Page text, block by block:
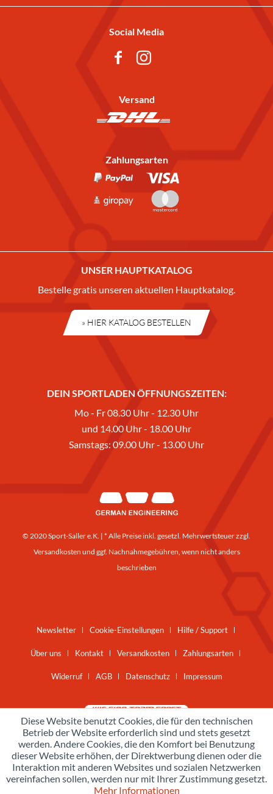
Social Media
Versand
Zahlungsarten
UNSER HAUPTKATALOG
Bestelle gratis unseren aktuellen Hauptkatalog.
» HIER KATALOG BESTELLEN
DEIN SPORTLADEN ÖFFNUNGSZEITEN:
Mo - Fr 08.30 Uhr - 12.30 Uhr
und 14.00 Uhr - 18.00 Uhr
Samstags: 09.00 Uhr - 13.00 Uhr
© 2020 Sport-Saller e.K. | * Alle Preise inkl. gesetzl. Mehrwertsteuer zzgl.
Versandkosten und ggf. Nachnahmegebühren, wenn nicht anders
beschrieben
Newsletter Cookie-Einstellungen Hilfe / Support
Über uns Kontakt Versandkosten Zahlungsarten
Widerruf AGB Datenschutz Impressum
Diese Website benutzt Cookies, die für den technischen
Betrieb der Website erforderlich sind und stets gesetzt
werden. Andere Cookies, die den Komfort bei Benutzung
dieser Website erhöhen, der Direktwerbung dienen oder die
Interaktion mit anderen Websites und sozialen Netzwerken
vereinfachen sollen, werden nur mit Ihrer Zustimmung gesetzt.
Mehr Informationen